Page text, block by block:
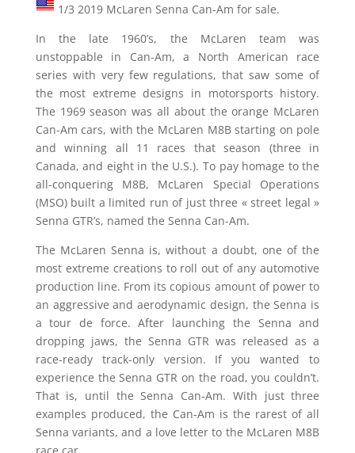
1/3 2019 McLaren Senna Can-Am for sale.
In the late 1960’s, the McLaren team was
unstoppable in Can-Am, a North American race
series with very few regulations, that saw some of
the most extreme designs in motorsports history.
The 1969 season was all about the orange McLaren
Can-Am cars, with the McLaren M8B starting on pole
and winning all 11 races that season (three in
Canada, and eight in the U.S.). To pay homage to the
all-conquering M8B, McLaren Special Operations
(MSO) built a limited run of just three « street legal »
Senna GTR’s, named the Senna Can-Am.
The McLaren Senna is, without a doubt, one of the
most extreme creations to roll out of any automotive
production line. From its copious amount of power to
an aggressive and aerodynamic design, the Senna is
a tour de force. After launching the Senna and
dropping jaws, the Senna GTR was released as a
race-ready track-only version. If you wanted to
experience the Senna GTR on the road, you couldn’t.
That is, until the Senna Can-Am. With just three
examples produced, the Can-Am is the rarest of all
Senna variants, and a love letter to the McLaren M8B